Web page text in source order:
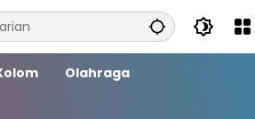
Olahraga